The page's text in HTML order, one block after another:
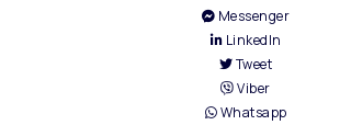
Messenger
LinkedIn
Tweet
Viber
Whatsapp